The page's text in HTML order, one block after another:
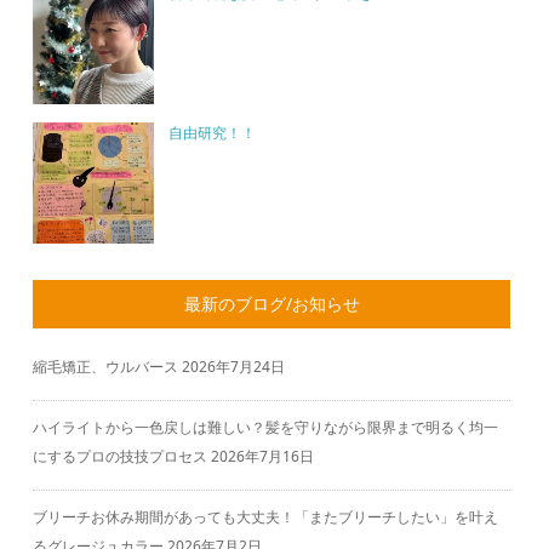
自由研究！！
最新のブログ/お知らせ
縮毛矯正、ウルバース 2026年7月24日
ハイライトから一色戻しは難しい？髪を守りながら限界まで明るく均一
にするプロの技技プロセス 2026年7月16日
ブリーチお休み期間があっても大丈夫！「またブリーチしたい」を叶え